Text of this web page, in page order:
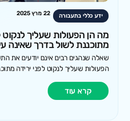
ידע כללי בתעבורה 22 מרץ 2025
מה הן הפעולות שעליך לנקוט
מתוכננת לשול בדרך שאינה
שאלה שנהגים רבים אינם יודעים את
הפעולות שעליך לנקוט לפני ירידה
קרא עוד